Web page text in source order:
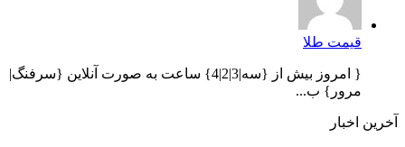
قیمت طلا
{ امروز بیش از {سه|3|2|4} ساعت به صورت آنلاین {سرفنگ|
مرور} ب...
آخرین اخبار